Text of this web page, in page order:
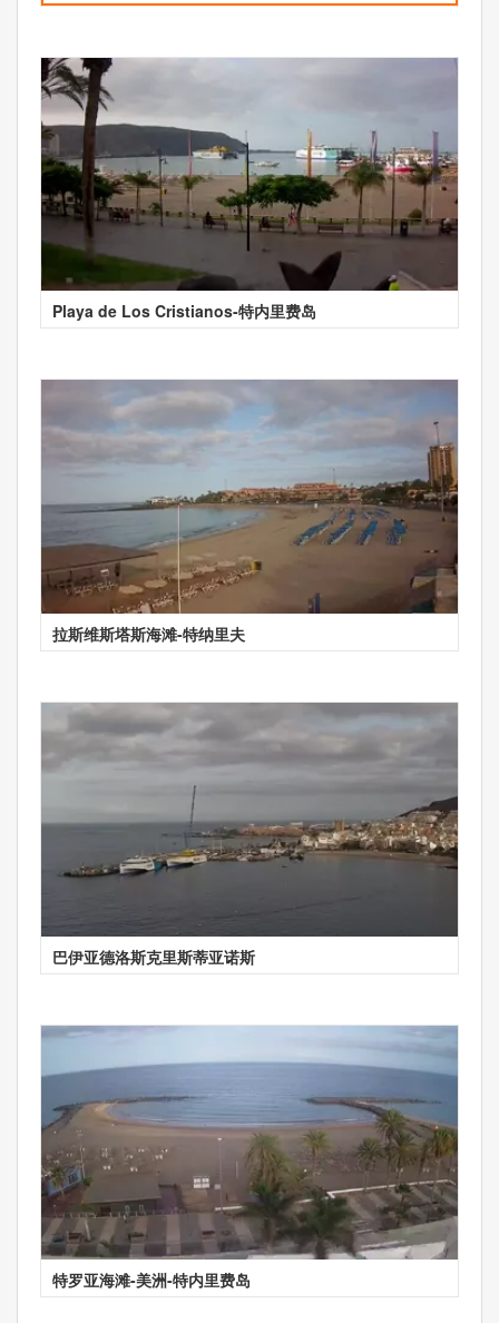
Playa de Los Cristianos-特内里费岛
拉斯维斯塔斯海滩-特纳里夫
巴伊亚德洛斯克里斯蒂亚诺斯
特罗亚海滩-美洲-特内里费岛